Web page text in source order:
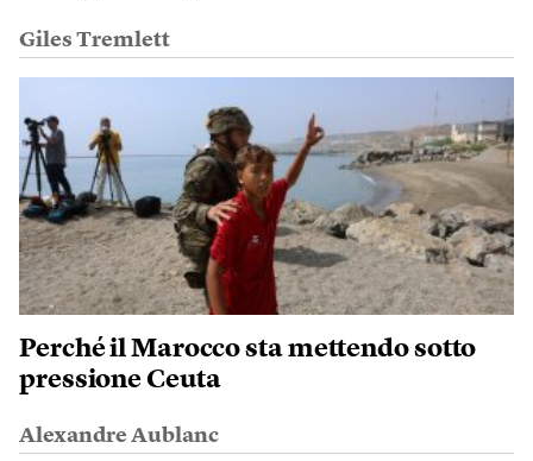
Giles Tremlett
Perché il Marocco sta mettendo sotto
pressione Ceuta
Alexandre Aublanc